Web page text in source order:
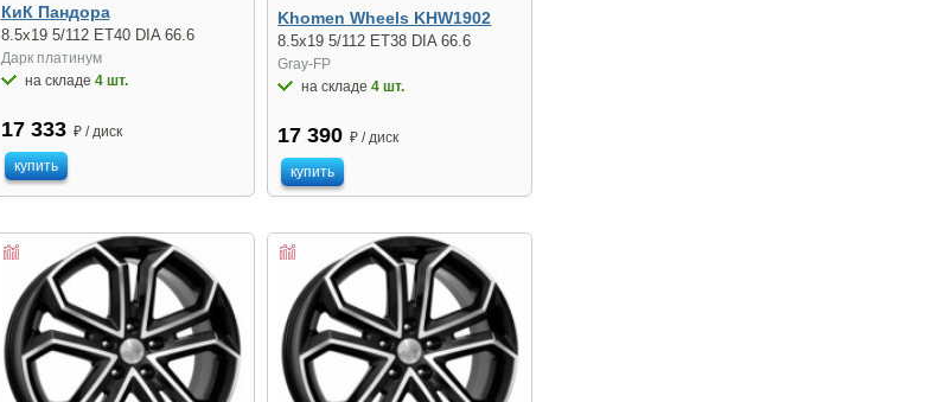
КиК Пандора
8.5x19 5/112 ET40 DIA 66.6
Дарк платинум
на складе 4 шт.
17 333 ₽ / диск
купить
Khomen Wheels KHW1902
8.5x19 5/112 ET38 DIA 66.6
Gray-FP
на складе4 шт.
17 390 ₽ / диск
купить